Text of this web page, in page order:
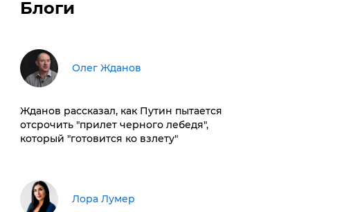
Блоги
Олег Жданов
Жданов рассказал, как Путин пытается
отсрочить "прилет черного лебедя",
который "готовится ко взлету"
​Лора Лумер